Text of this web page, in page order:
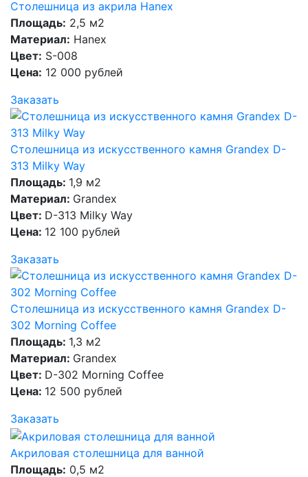
Столешница из акрила Hanex
Площадь: 2,5 м2
Материал: Hanex
Цвет: S-008
Цена: 12 000 рублей
Заказать
Столешница из искусственного камня Grandex D-
313 Milky Way
Площадь: 1,9 м2
Материал: Grandex
Цвет: D-313 Milky Way
Цена: 12 100 рублей
Заказать
Столешница из искусственного камня Grandex D-
302 Morning Coffee
Площадь: 1,3 м2
Материал: Grandex
Цвет: D-302 Morning Coffee
Цена: 12 500 рублей
Заказать
Акриловая столешница для ванной
Площадь: 0,5 м2